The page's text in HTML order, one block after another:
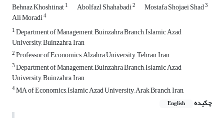
Behnaz Khoshtinat1 Abolfazl Shahabadi2 Mostafa Shojaei Shad3
Ali Moradi4
1Department of Management, Buinzahra Branch, Islamic Azad
University, Buinzahra, Iran
2Professor of Economics, Alzahra University, Tehran, Iran,
3Department of Management, Buinzahra Branch, Islamic Azad
University, Buinzahra, Iran,
4MA of Economics, Islamic Azad University, Arak Branch, Iran,
چکیده
English